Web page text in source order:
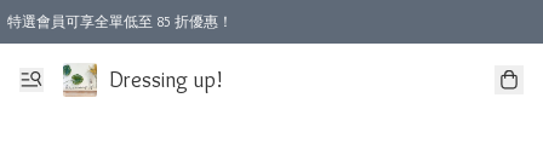
特選會員可享全單低至 85 折優惠！
Dressing up!